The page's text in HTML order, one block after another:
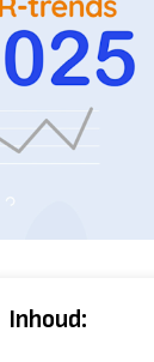
Inhoud: